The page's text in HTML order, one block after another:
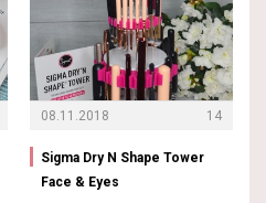
08.11.2018 14
Sigma Dry N Shape Tower
Face & Eyes